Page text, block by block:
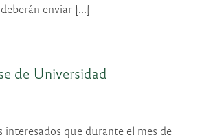
enviar [...]
de Universidad
interesados que durante el mes de